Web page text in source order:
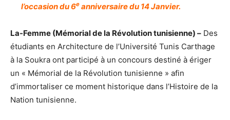
l’occasion du 6e anniversaire du 14 Janvier.
La-Femme (Mémorial de la Révolution tunisienne) – Des
étudiants en Architecture de l’Université Tunis Carthage
à la Soukra ont participé à un concours destiné à ériger
un « Mémorial de la Révolution tunisienne » afin
d’immortaliser ce moment historique dans l’Histoire de la
Nation tunisienne.